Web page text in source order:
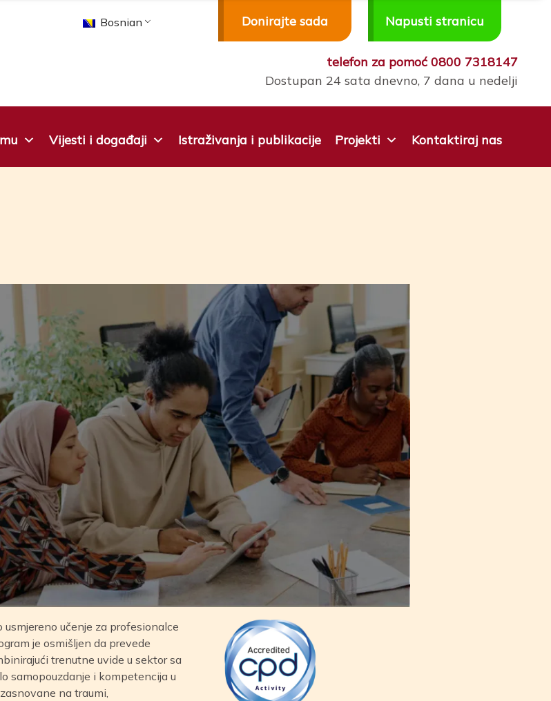
Bosnian Donirajte sada Napusti stranicu
telefon za pomoć 0800 7318147
Dostupan 24 sata dnevno, 7 dana u nedelji
Vijesti i događaji Istraživanja i publikacije Projekti Kontaktiraj nas
učenje za profesionalce
je osmišljen da prevede
trenutne uvide u sektor sa
samopouzdanje i kompetencija u
na traumi,